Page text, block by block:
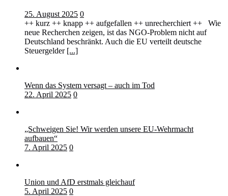
25. August 2025 0
++ kurz ++ knapp ++ aufgefallen ++ unrecherchiert ++ Wie
neue Recherchen zeigen, ist das NGO-Problem nicht auf
Deutschland beschränkt. Auch die EU verteilt deutsche
Steuergelder [...]
Wenn das System versagt – auch im Tod
22. April 2025 0
„Schweigen Sie! Wir werden unsere EU-Wehrmacht
aufbauen“
7. April 2025 0
Union und AfD erstmals gleichauf
5. April 2025 0